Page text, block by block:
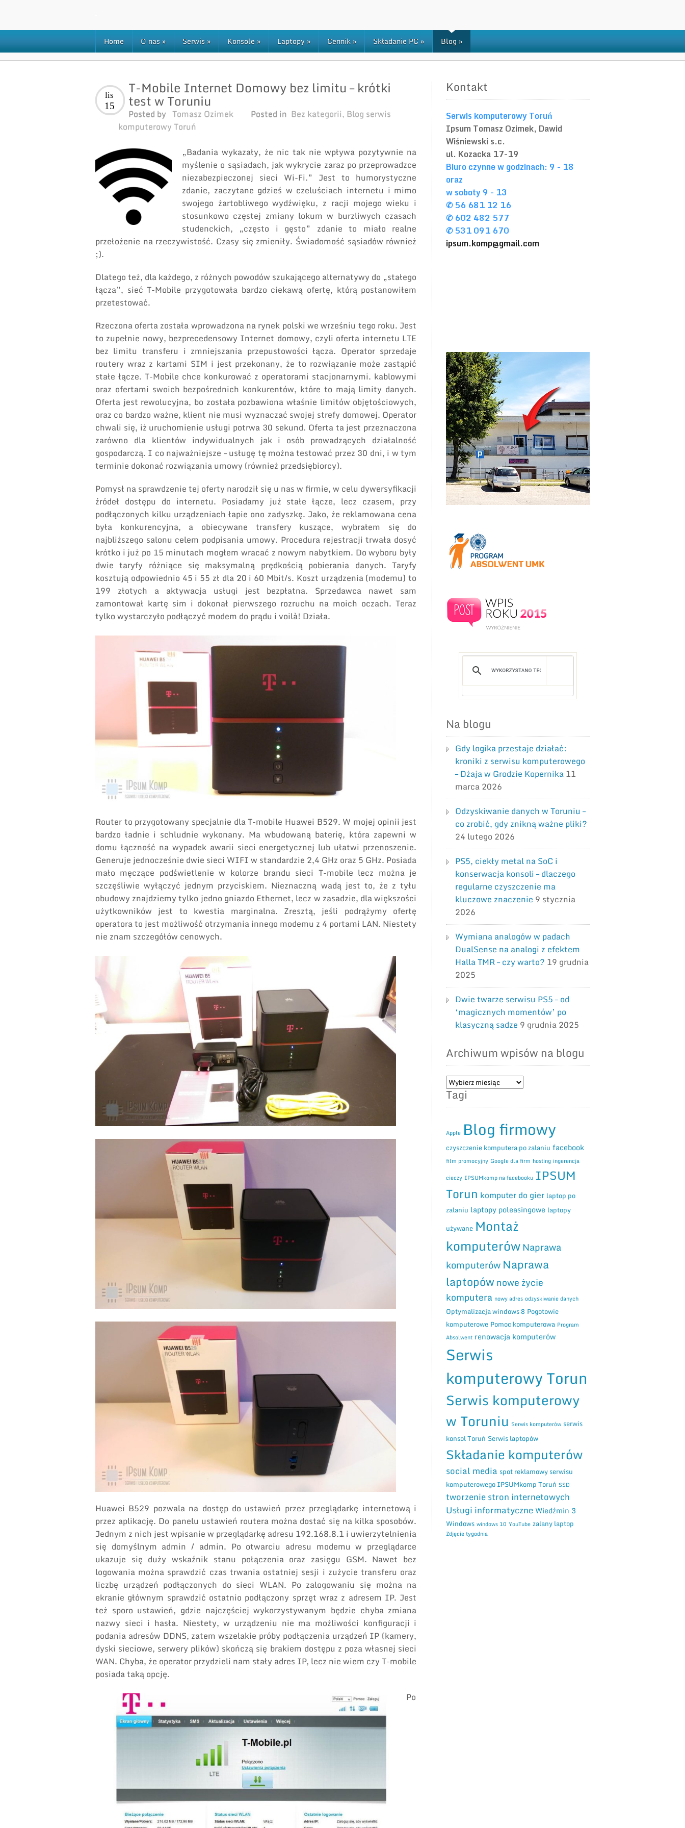
Home O nas» Serwis» Konsole» Laptopy» Cennik» Składanie PC» Blog »
T-Mobile Internet Domowy bez limitu – krótki
test w Toruniu
lis
15
Posted by Tomasz Ozimek Posted in Bez kategorii, Blog serwis
komputerowy Toruń
„Badania wykazały, że nic tak nie wpływa pozytywnie na
myślenie o sąsiadach, jak wykrycie zaraz po przeprowadzce
niezabezpieczonej sieci Wi-Fi.” Jest to humorystyczne
zdanie, zaczytane gdzieś w czeluściach internetu i mimo
swojego żartobliwego wydźwięku, z racji mojego wieku i
stosunkowo częstej zmiany lokum w burzliwych czasach
studenckich, „często i gęsto” zdanie to miało realne
przełożenie na rzeczywistość. Czasy się zmieniły. Świadomość sąsiadów również
;).
Dlatego też, dla każdego, z różnych powodów szukającego alternatywy do „stałego
łącza”, sieć T-Mobile przygotowała bardzo ciekawą ofertę, którą postanowiłem
przetestować.
Rzeczona oferta została wprowadzona na rynek polski we wrześniu tego roku. Jest
to zupełnie nowy, bezprecedensowy Internet domowy, czyli oferta internetu LTE
bez limitu transferu i zmniejszania przepustowości łącza. Operator sprzedaje
routery wraz z kartami SIM i jest przekonany, że to rozwiązanie może zastąpić
stałe łącze. T-Mobile chce konkurować z operatorami stacjonarnymi. kablowymi
oraz ofertami swoich bezpośrednich konkurentów, które to mają limity danych.
Oferta jest rewolucyjna, bo została pozbawiona właśnie limitów objętościowych,
oraz co bardzo ważne, klient nie musi wyznaczać swojej strefy domowej. Operator
chwali się, iż uruchomienie usługi potrwa 30 sekund. Oferta ta jest przeznaczona
zarówno dla klientów indywidualnych jak i osób prowadzących działalność
gospodarczą. I co najważniejsze – usługę tę można testować przez 30 dni, i w tym
terminie dokonać rozwiązania umowy (również przedsiębiorcy).
Pomysł na sprawdzenie tej oferty narodził się u nas w firmie, w celu dywersyfikacji
źródeł dostępu do internetu. Posiadamy już stałe łącze, lecz czasem, przy
podłączonych kilku urządzeniach łapie ono zadyszkę. Jako, że reklamowana cena
była konkurencyjna, a obiecywane transfery kuszące, wybrałem się do
najbliższego salonu celem podpisania umowy. Procedura rejestracji trwała dosyć
krótko i już po 15 minutach mogłem wracać z nowym nabytkiem. Do wyboru były
dwie taryfy różniące się maksymalną prędkością pobierania danych. Taryfy
kosztują odpowiednio 45 i 55 zł dla 20 i 60 Mbit/s. Koszt urządzenia (modemu) to
199 złotych a aktywacja usługi jest bezpłatna. Sprzedawca nawet sam
zamontował kartę sim i dokonał pierwszego rozruchu na moich oczach. Teraz
tylko wystarczyło podłączyć modem do prądu i voilà! Działa.
Router to przygotowany specjalnie dla T-mobile Huawei B529. W mojej opinii jest
bardzo ładnie i schludnie wykonany. Ma wbudowaną baterię, która zapewni w
domu łączność na wypadek awarii sieci energetycznej lub ułatwi przenoszenie.
Generuje jednocześnie dwie sieci WIFI w standardzie 2,4 GHz oraz 5 GHz. Posiada
mało męczące podświetlenie w kolorze brandu sieci T-mobile lecz można je
szczęśliwie wyłączyć jednym przyciskiem. Nieznaczną wadą jest to, że z tyłu
obudowy znajdziemy tylko jedno gniazdo Ethernet, lecz w zasadzie, dla większości
użytkowników jest to kwestia marginalna. Zresztą, jeśli podrążymy ofertę
operatora to jest możliwość otrzymania innego modemu z 4 portami LAN. Niestety
nie znam szczegółów cenowych.
Huawei B529 pozwala na dostęp do ustawień przez przeglądarkę internetową i
przez aplikację. Do panelu ustawień routera można dostać się na kilka sposobów.
Jednym z nich jest wpisanie w przeglądarkę adresu 192.168.8.1 i uwierzytelnienia
się domyślnym admin / admin. Po otwarciu adresu modemu w przeglądarce
ukazuje się duży wskaźnik stanu połączenia oraz zasięgu GSM. Nawet bez
logowania można sprawdzić czas trwania ostatniej sesji i zużycie transferu oraz
liczbę urządzeń podłączonych do sieci WLAN. Po zalogowaniu się można na
ekranie głównym sprawdzić ostatnio podłączony sprzęt wraz z adresem IP. Jest
też sporo ustawień, gdzie najczęściej wykorzystywanym będzie chyba zmiana
nazwy sieci i hasła. Niestety, w urządzeniu nie ma możliwości konfiguracji i
podania adresów DDNS, zatem wszelakie próby podłączenia urządzeń IP (kamery,
dyski sieciowe, serwery plików) skończą się brakiem dostępu z poza własnej sieci
WAN. Chyba, że operator przydzieli nam stały adres IP, lecz nie wiem czy T-mobile
posiada taką opcję.
Po
Kontakt
Serwis komputerowy Toruń
Ipsum Tomasz Ozimek, Dawid
Wiśniewski s.c.
ul. Kozacka 17-19
Biuro czynne w godzinach: 9 - 18
oraz
w soboty 9 - 13
✆ 56 681 12 16
✆ 602 482 577
✆ 531 091 670
ipsum.komp@gmail.com
Na blogu
Gdy logika przestaje działać:
kroniki z serwisu komputerowego
– Dżaja w Grodzie Kopernika 11
marca 2026
Odzyskiwanie danych w Toruniu –
co zrobić, gdy znikną ważne pliki?
24 lutego 2026
PS5, ciekły metal na SoC i
konserwacja konsoli – dlaczego
regularne czyszczenie ma
kluczowe znaczenie 9 stycznia
2026
Wymiana analogów w padach
DualSense na analogi z efektem
Halla TMR – czy warto? 19 grudnia
2025
Dwie twarze serwisu PS5 – od
‘magicznych momentów’ po
klasyczną sadze 9 grudnia 2025
Archiwum wpisów na blogu
Archiwum
wpisów
na
Tagi
Apple Blog firmowy
czyszczenie komputera po zalaniu facebook
film promocyjny Google dla firm hosting ingerencja
cieczy IPSUMkomp na facebooku IPSUM
Torun komputer do gier laptop po
zalaniu laptopy poleasingowe laptopy
używane Montaż
komputerów Naprawa
komputerów Naprawa
laptopównowe życie
komputera nowy adres odzyskiwanie danych
Optymalizacja windows 8 Pogotowie
komputerowe Pomoc komputerowa Program
Absolwent renowacja komputerów
Serwis
komputerowy Torun
Serwis komputerowy
w Toruniu Serwis komputerów serwis
konsol Toruń Serwis laptopów
Składanie komputerów
social media spot reklamowy serwisu
komputerowego IPSUMkomp Toruń SSD
tworzenie stron internetowych
Usługi informatyczne Wiedźmin 3
Windows windows 10 YouTube zalany laptop
Zdjęcie tygodnia